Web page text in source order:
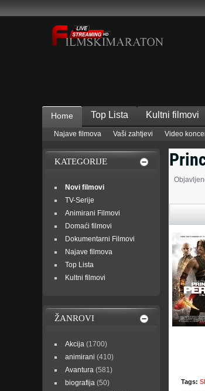
Home Top Lista Kultni filmovi
Najave filmova Vaši zahtjevi Video
Tags:
KATEGORIJE
Novi filmovi
TV-Serije
Animirani Filmovi
Domaći filmovi
Dokumentarni Filmovi
Najave filmova
Top Lista
Kultni filmovi
ŽANROVI
Akcija(1700)
animirani (410)
Avantura(581)
biografija(50)